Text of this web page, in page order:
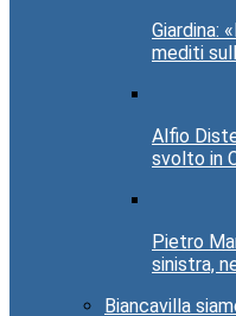
Giardina:
mediti
Alfio
svolto in
Pietro
sinistra,
Biancavilla